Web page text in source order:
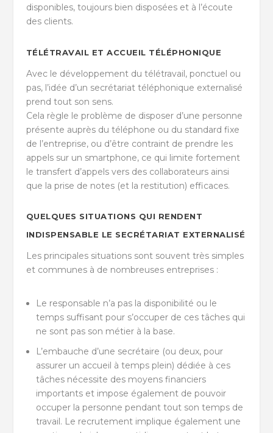
disponibles, toujours bien disposées et à l’écoute
des clients.
TÉLÉTRAVAIL ET ACCUEIL TÉLÉPHONIQUE
Avec le développement du télétravail, ponctuel ou
pas, l’idée d’un secrétariat téléphonique externalisé
prend tout son sens.
Cela règle le problème de disposer d’une personne
présente auprès du téléphone ou du standard fixe
de l’entreprise, ou d’être contraint de prendre les
appels sur un smartphone, ce qui limite fortement
le transfert d’appels vers des collaborateurs ainsi
que la prise de notes (et la restitution) efficaces.
QUELQUES SITUATIONS QUI RENDENT
INDISPENSABLE LE SECRÉTARIAT EXTERNALISÉ
Les principales situations sont souvent très simples
et communes à de nombreuses entreprises :
Le responsable n’a pas la disponibilité ou le
temps suffisant pour s’occuper de ces tâches qui
ne sont pas son métier à la base.
L’embauche d’une secrétaire (ou deux, pour
assurer un accueil à temps plein) dédiée à ces
tâches nécessite des moyens financiers
importants et impose également de pouvoir
occuper la personne pendant tout son temps de
travail. Le recrutement implique également une